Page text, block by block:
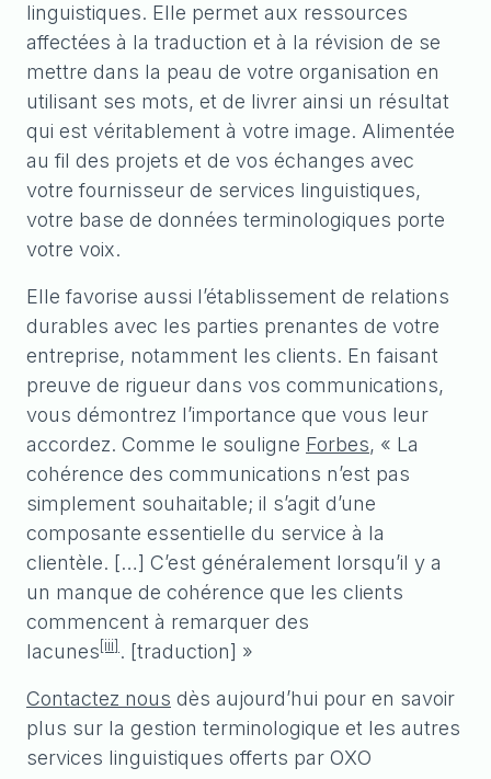
linguistiques. Elle permet aux ressources
affectées à la traduction et à la révision de se
mettre dans la peau de votre organisation en
utilisant ses mots, et de livrer ainsi un résultat
qui est véritablement à votre image. Alimentée
au fil des projets et de vos échanges avec
votre fournisseur de services linguistiques,
votre base de données terminologiques porte
votre voix.
Elle favorise aussi l’établissement de relations
durables avec les parties prenantes de votre
entreprise, notamment les clients. En faisant
preuve de rigueur dans vos communications,
vous démontrez l’importance que vous leur
accordez. Comme le souligne Forbes, « La
cohérence des communications n’est pas
simplement souhaitable; il s’agit d’une
composante essentielle du service à la
clientèle. […] C’est généralement lorsqu’il y a
un manque de cohérence que les clients
commencent à remarquer des
lacunes[iii] . [traduction] »
Contactez nous dès aujourd’hui pour en savoir
plus sur la gestion terminologique et les autres
services linguistiques offerts par OXO